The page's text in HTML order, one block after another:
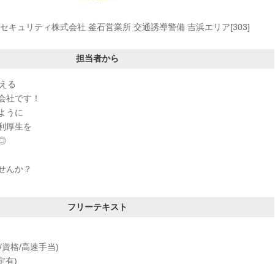
キュリティ株式会社 釜石営業所 交通誘導警備 吉浜エリア[303]
担当者から
る
社です！
うに
厚生を
んか？
フリーテキスト
格/高速手当)
有)